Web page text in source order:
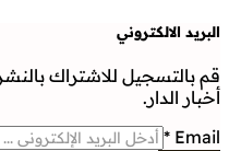
البريد الالكتروني
قم بالتسجيل للاشتراك
أخبار الدار.
Email
*